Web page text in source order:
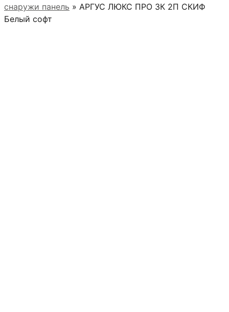
снаружи панель » АРГУС ЛЮКС ПРО 3К 2П СКИФ
Белый софт